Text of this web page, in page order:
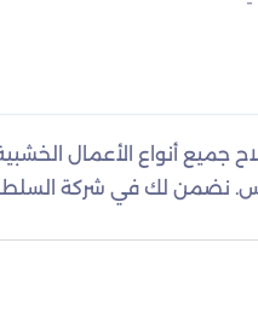
جميع أنواع الأعمال
نضمن لك في شركة السلطان